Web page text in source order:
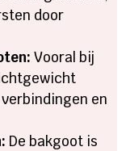
door
Vooral bij
en
De bakgoot is